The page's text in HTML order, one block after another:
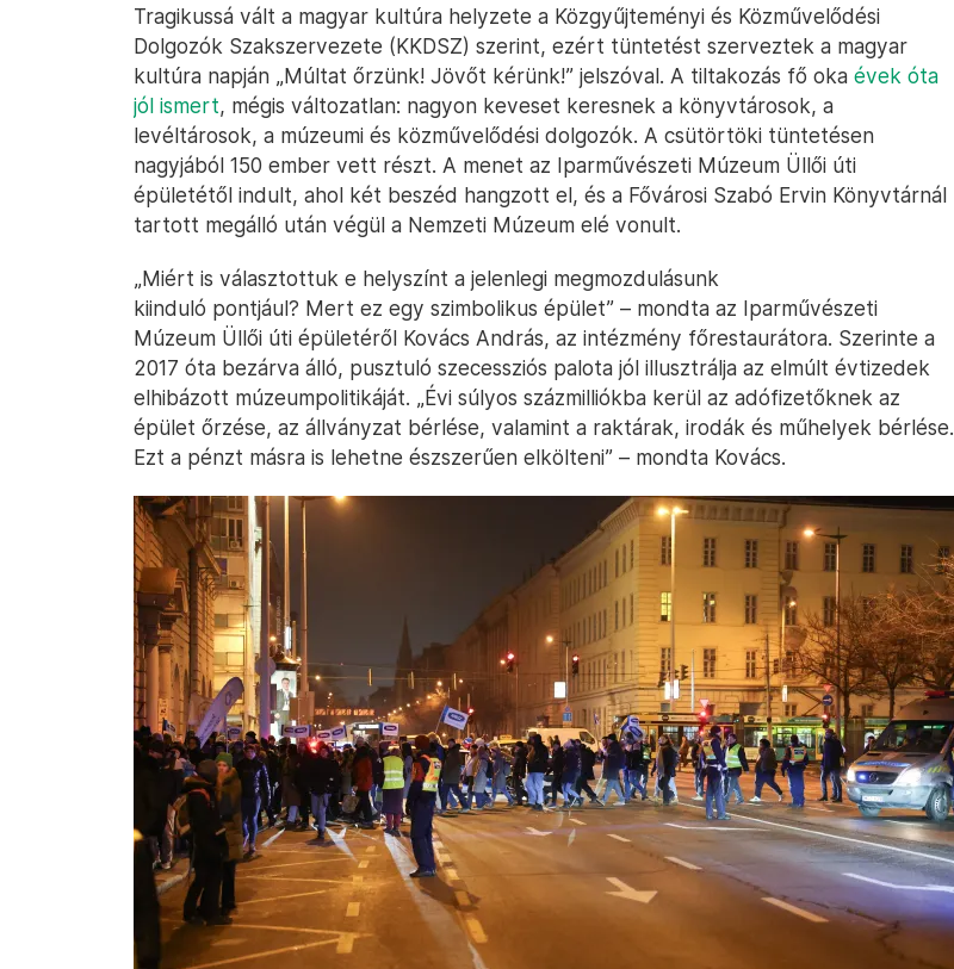
Tragikussá vált a magyar kultúra helyzete a Közgyűjteményi és Közművelődési
Dolgozók Szakszervezete (KKDSZ) szerint, ezért tüntetést szerveztek a magyar
kultúra napján „Múltat őrzünk! Jövőt kérünk!” jelszóval. A tiltakozás fő oka évek óta
jól ismert, mégis változatlan: nagyon keveset keresnek a könyvtárosok, a
levéltárosok, a múzeumi és közművelődési dolgozók. A csütörtöki tüntetésen
nagyjából 150 ember vett részt. A menet az Iparművészeti Múzeum Üllői úti
épületétől indult, ahol két beszéd hangzott el, és a Fővárosi Szabó Ervin Könyvtárnál
tartott megálló után végül a Nemzeti Múzeum elé vonult.
„Miért is választottuk e helyszínt a jelenlegi megmozdulásunk
kiinduló pontjául? Mert ez egy szimbolikus épület” – mondta az Iparművészeti
Múzeum Üllői úti épületéről Kovács András, az intézmény főrestaurátora. Szerinte a
2017 óta bezárva álló, pusztuló szecessziós palota jól illusztrálja az elmúlt évtizedek
elhibázott múzeumpolitikáját. „Évi súlyos százmilliókba kerül az adófizetőknek az
épület őrzése, az állványzat bérlése, valamint a raktárak, irodák és műhelyek bérlése.
Ezt a pénzt másra is lehetne észszerűen elkölteni” – mondta Kovács.